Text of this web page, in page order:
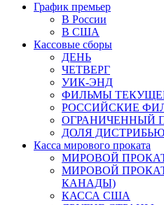
График премьер
В России
В США
Кассовые сборы
ДЕНЬ
ЧЕТВЕРГ
УИК-ЭНД
ФИЛЬМЫ
РОССИЙСКИЕ
ОГРАНИЧЕННЫЙ
ДОЛЯ
Касса мирового проката
МИРОВОЙ
МИРОВОЙ
КАНАДЫ)
КАССА США